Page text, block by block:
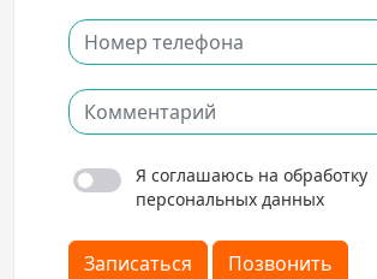
Я соглашаюсь на обработку
персональных данных
Записаться Позвонить